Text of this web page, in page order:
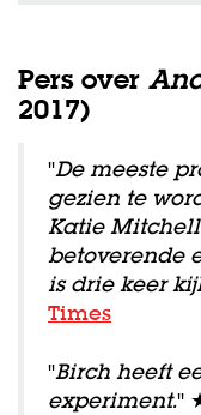
Pers over
2017)
"De meeste
gezien te
Katie
betoverende
is drie keer
Times
"Birch heeft
experiment."